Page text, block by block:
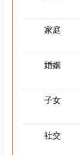
家庭
婚姻
子女
社交